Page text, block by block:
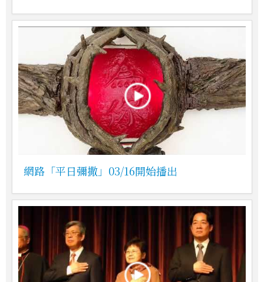
網路「平日彌撒」03/16開始播出